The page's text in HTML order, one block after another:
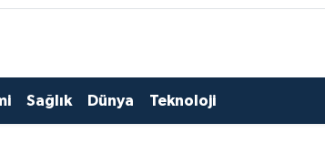
Sağlık Dünya Teknoloji